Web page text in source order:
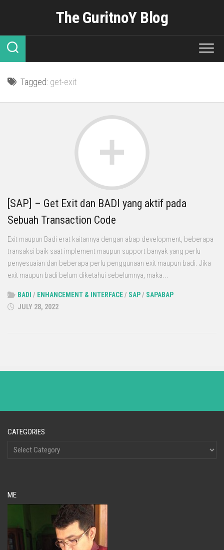
The GuritnoY Blog
Tagged: get-exit
[SAP] – Get Exit dan BADI yang aktif pada
Sebuah Transaction Code
Exit maupun Badi erat kaitannya dengan abap development, beberapa
transaksi baik saat implement maupun support banyak yang perlu
penyesuaian dan beberapa perlu penggunaan exit maupun badi. Jika
exit maupun badi belum diketahui sebelumnya, maka...
BADI / ENHANCEMENT & INTERFACE/ SAP/ SAPABAP
JULY 28, 2022
CATEGORIES
ME